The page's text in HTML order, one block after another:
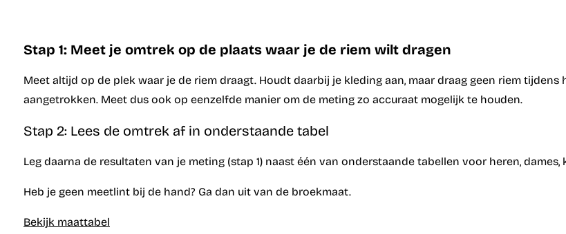
Stap 1: Meet je omtrek op de plaats waar je de riem wilt dragen
Meet altijd op de plek waar je de riem draagt. Houdt daarbij je kleding aan, maar draag geen riem
aangetrokken. Meet dus ook op eenzelfde manier om de meting zo accuraat mogelijk te houden.
Stap 2: Lees de omtrek af in onderstaande tabel
Leg daarna de resultaten van je meting (stap 1) naast één van onderstaande tabellen voor heren,
Heb je geen meetlint bij de hand? Ga dan uit van de broekmaat.
Bekijk maattabel